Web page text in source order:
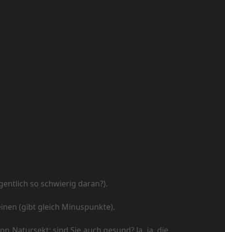
so schwierig daran?).
(gibt gleich Minuspunkte).